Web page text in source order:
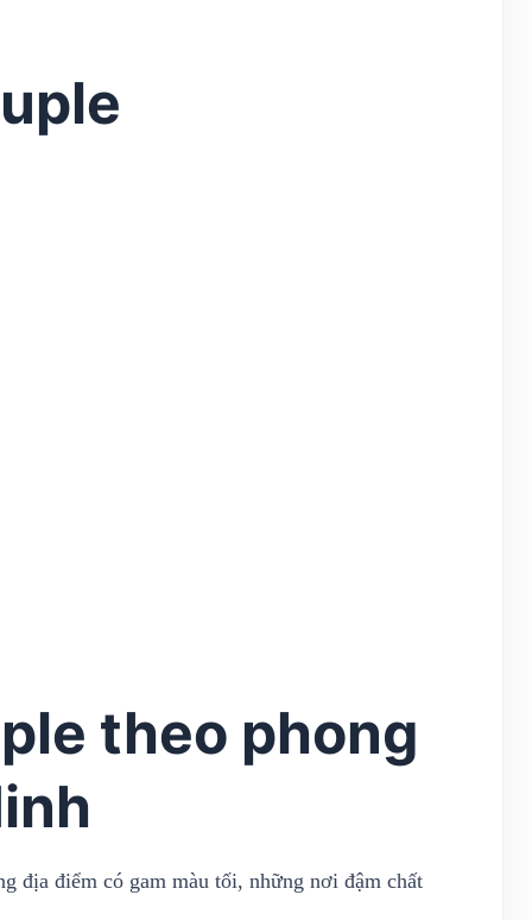
theo phong
địa điểm có gam màu tối, những nơi đậm chất